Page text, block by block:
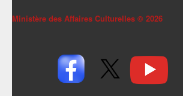
Ministère des Affaires Culturelles © 2026